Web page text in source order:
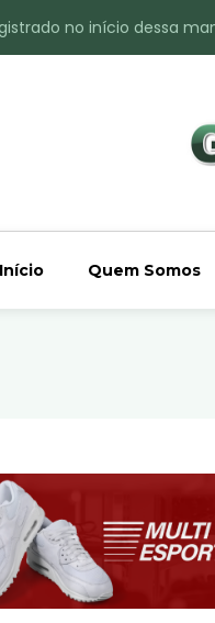
no início dessa
no interior de Bom
Início Quem Somos